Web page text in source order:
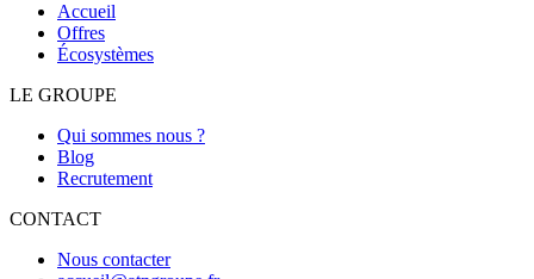
Accueil
Offres
Écosystèmes
LE GROUPE
Qui sommes nous ?
Blog
Recrutement
CONTACT
Nous contacter